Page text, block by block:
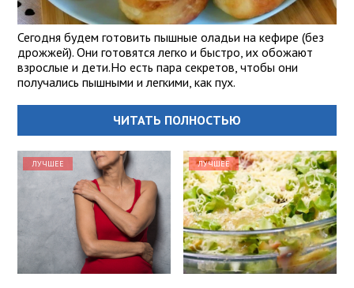
Сегодня будем готовить пышные оладьи на кефире (без
дрожжей). Они готовятся легко и быстро, их обожают
взрослые и дети.Но есть пара секретов, чтобы они
получались пышными и легкими, как пух.
ЧИТАТЬ ПОЛНОСТЬЮ
ЛУЧШЕЕ ЛУЧШЕЕ